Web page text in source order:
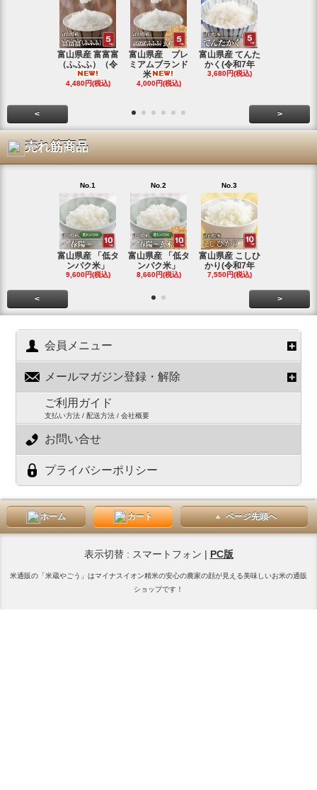
富山県産 富富富
（ふふふ）（令
4,480円(税込)
富山県産 プレ
ミアムブランド
米
4,000円(税込)
富山県産 てんた
かく(令和7年
3,680円(税込)
< >
売れ筋商品
No.1
富山県産 「低タ
ンパク米」
9,600円(税込)
No.2
富山県産 「低タ
ンパク米」
8,660円(税込)
No.3
富山県産 こしひ
かり(令和7年
7,550円(税込)
< >
会員メニュー
メールマガジン登録・解除
ご利用ガイド
支払い方法 / 配送方法 / 会社概要
お問い合せ
プライバシーポリシー
ホーム カート ページ先頭へ
表示切替 : スマートフォン | PC版
米通販の「米蔵やごう」はマイナスイオン精米の安心の農家の顔が見える美味しいお米の通販
ショップです！